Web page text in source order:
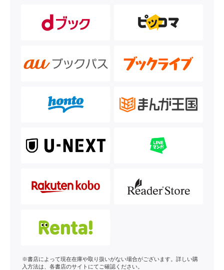
※書店によって現在在庫や取り扱いがない場合がございます。詳しい購
入方法は、各書店のサイトにてご確認ください。